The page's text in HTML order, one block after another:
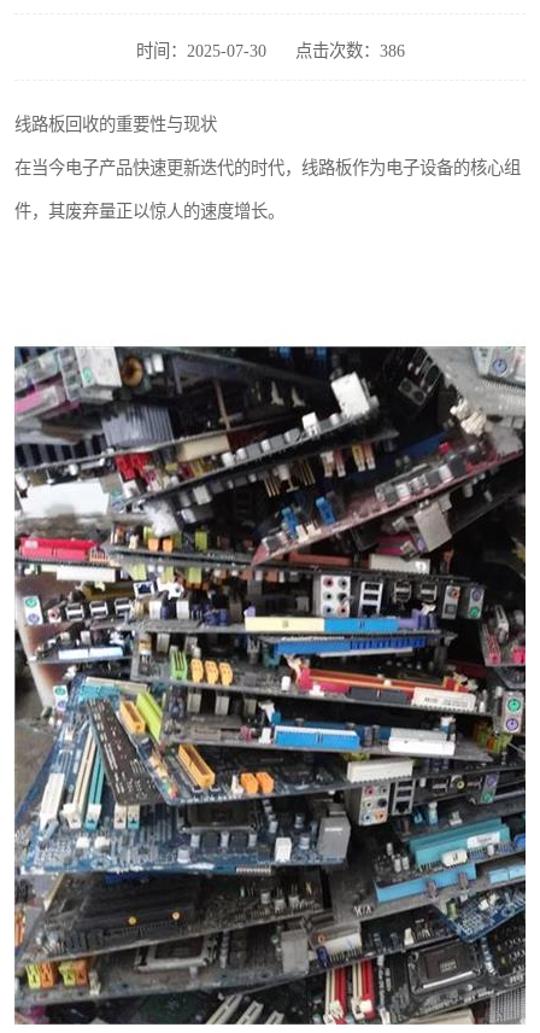
时间：2025-07-30 点击次数：386
线路板回收的重要性与现状
在当今电子产品快速更新迭代的时代，线路板作为电子设备的核心组
件，其废弃量正以惊人的速度增长。